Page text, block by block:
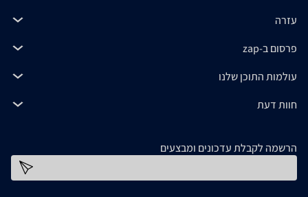
עזרה
פרסום ב-zap
עולמות התוכן שלנו
חוות דעת
הרשמה לקבלת עדכונים ומבצעים